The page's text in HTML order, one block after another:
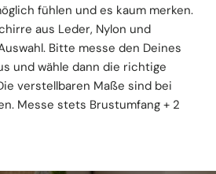
fühlen und es kaum merken.
aus Leder, Nylon und
Bitte messe den Deines
und wähle dann die richtige
verstellbaren Maße sind bei
Messe stets Brustumfang + 2